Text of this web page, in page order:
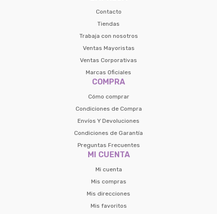
Contacto
Tiendas
Trabaja con nosotros
Ventas Mayoristas
Ventas Corporativas
Marcas Oficiales
COMPRA
Cómo comprar
Condiciones de Compra
Envíos Y Devoluciones
Condiciones de Garantía
Preguntas Frecuentes
MI CUENTA
Mi cuenta
Mis compras
Mis direcciones
Mis favoritos